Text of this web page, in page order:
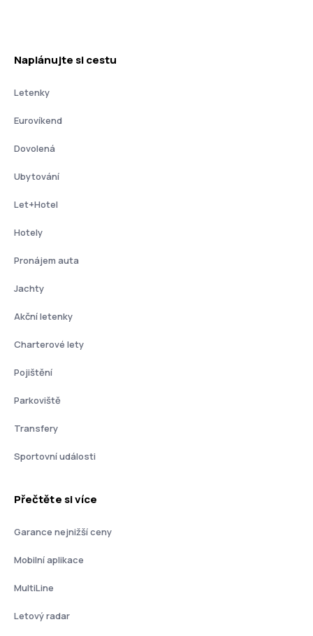
Naplánujte si cestu
Letenky
Eurovíkend
Dovolená
Ubytování
Let+Hotel
Hotely
Pronájem auta
Jachty
Akční letenky
Charterové lety
Pojištění
Parkoviště
Transfery
Sportovní události
Přečtěte si více
Garance nejnižší ceny
Mobilní aplikace
MultiLine
Letový radar